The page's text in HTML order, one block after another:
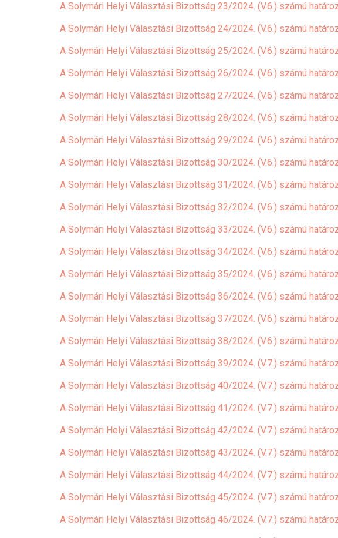
A Solymári Helyi Választási Bizottság 23/2024. (V.6.) számú
A Solymári Helyi Választási Bizottság 24/2024. (V.6.) számú
A Solymári Helyi Választási Bizottság 25/2024. (V.6.) számú
A Solymári Helyi Választási Bizottság 26/2024. (V.6.) számú
A Solymári Helyi Választási Bizottság 27/2024. (V.6.) számú
A Solymári Helyi Választási Bizottság 28/2024. (V.6.) számú
A Solymári Helyi Választási Bizottság 29/2024. (V.6.) számú
A Solymári Helyi Választási Bizottság 30/2024. (V.6.) számú
A Solymári Helyi Választási Bizottság 31/2024. (V.6.) számú
A Solymári Helyi Választási Bizottság 32/2024. (V.6.) számú
A Solymári Helyi Választási Bizottság 33/2024. (V.6.) számú
A Solymári Helyi Választási Bizottság 34/2024. (V.6.) számú
A Solymári Helyi Választási Bizottság 35/2024. (V.6.) számú
A Solymári Helyi Választási Bizottság 36/2024. (V.6.) számú
A Solymári Helyi Választási Bizottság 37/2024. (V.6.) számú
A Solymári Helyi Választási Bizottság 38/2024. (V.6.) számú
A Solymári Helyi Választási Bizottság 39/2024. (V.7.) számú
A Solymári Helyi Választási Bizottság 40/2024. (V.7.) számú
A Solymári Helyi Választási Bizottság 41/2024. (V.7.) számú
A Solymári Helyi Választási Bizottság 42/2024. (V.7.) számú
A Solymári Helyi Választási Bizottság 43/2024. (V.7.) számú
A Solymári Helyi Választási Bizottság 44/2024. (V.7.) számú
A Solymári Helyi Választási Bizottság 45/2024. (V.7.) számú
A Solymári Helyi Választási Bizottság 46/2024. (V.7.) számú